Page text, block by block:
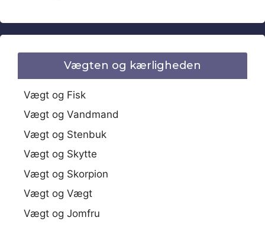
Vægten og kærligheden
Vægt og Fisk
Vægt og Vandmand
Vægt og Stenbuk
Vægt og Skytte
Vægt og Skorpion
Vægt og Vægt
Vægt og Jomfru